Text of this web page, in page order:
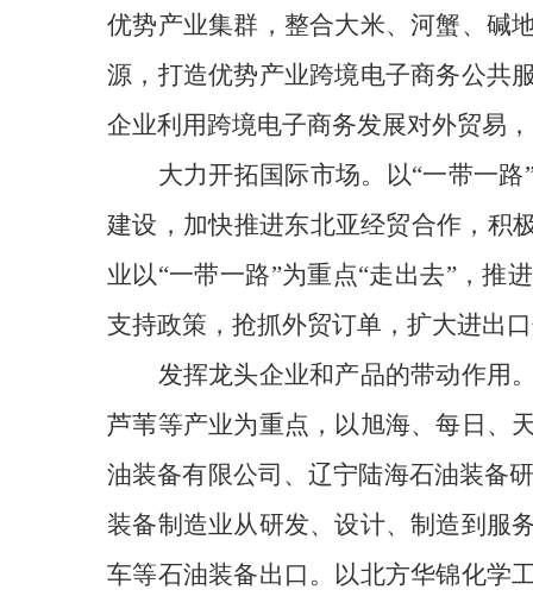
优势产业集群，整合大米、河蟹、碱
源，打造优势产业跨境电子商务公共
企业利用跨境电子商务发展对外贸易
大力开拓国际市场。以“一带一
建设，加快推进东北亚经贸合作，积
业以“一带一路”为重点“走出去”，推
支持政策，抢抓外贸订单，扩大进出
发挥龙头企业和产品的带动作用
芦苇等产业为重点，以旭海、每日、
油装备有限公司、辽宁陆海石油装备
装备制造业从研发、设计、制造到服
车等石油装备出口。以北方华锦化学